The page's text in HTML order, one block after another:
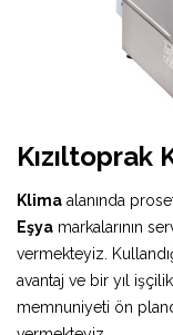
Kızıltoprak
Klima alanında
Eşya markalarının
vermekteyiz.
avantaj ve bir yıl
memnuniyeti ön